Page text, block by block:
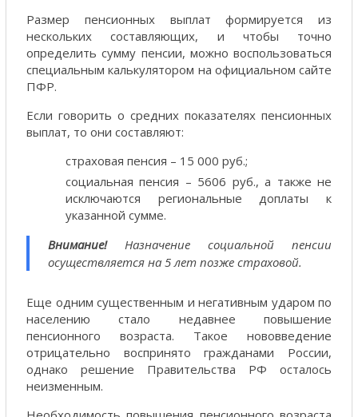
Размер пенсионных выплат формируется из
нескольких составляющих, и чтобы точно
определить сумму пенсии, можно воспользоваться
специальным калькулятором на официальном сайте
ПФР.
Если говорить о средних показателях пенсионных
выплат, то они составляют:
страховая пенсия – 15 000 руб.;
социальная пенсия – 5606 руб., а также не
исключаются региональные доплаты к
указанной сумме.
Внимание! Назначение социальной пенсии
осуществляется на 5 лет позже страховой.
Еще одним существенным и негативным ударом по
населению стало недавнее повышение
пенсионного возраста. Такое нововведение
отрицательно воспринято гражданами России,
однако решение Правительства РФ осталось
неизменным.